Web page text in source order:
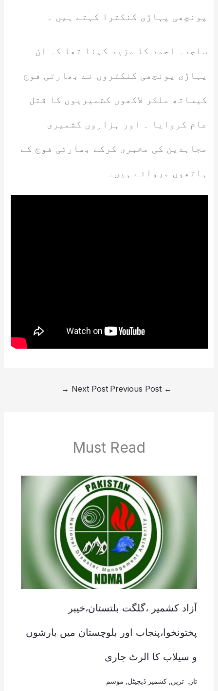
پونچھی پہاڑی کنکترا کہتے ہیں ۔
ساجدہ احمد کا مزید کہنا تھا کہ ان
پہاڑی پونچھی کنکتروں نے بھارتی فوج
کیساتھ ملکر لاکھوں کشمیریوں کا قتل
عام کروایا ۔ اور ہزاروں کشمیری
مجاہدین کی مخبری کرکے بھارتی فوج کے
ہاتھوں مروائے ہیں۔
←
Next Post
→
Must Read
آزاد کشمیر ،گلگت بلتستان،خیبر
پختونخوا،پنجاب اور بلوچستان میں بارشوں
و سیلاب کا الرٹ جاری
تازہ ترین کشمیر ڈیجیٹل موسم